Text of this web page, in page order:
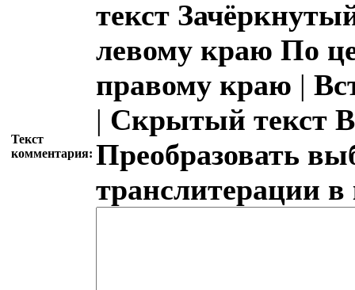
Текст
комментария:
текст
левому краю По
правому краю |
| Скрытый текст
Преобразовать
транслитерации